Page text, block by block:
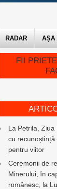
RADAR AȘA
FII
La Petrila,
cu
pentru viitor
Ceremonii de
Minerului, în
românesc, la